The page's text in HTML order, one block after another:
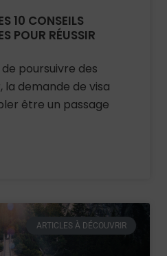
10 CONSEILS
POUR RÉUSSIR
poursuivre des
la demande de visa
être un passage
ARTICLES À DÉCOUVRIR